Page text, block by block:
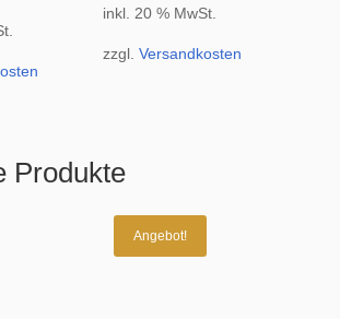
24,90 €
inkl. 20 % MwSt.
zzgl.Versandkosten
Produkte
Angebot!